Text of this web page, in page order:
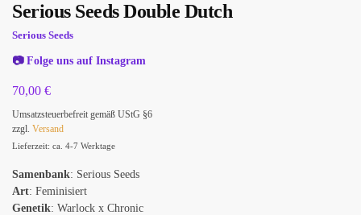
Serious Seeds Double Dutch
Serious Seeds
📷Folge uns auf Instagram
70,00 €
Umsatzsteuerbefreit gemäß UStG §6
zzgl. Versand
Lieferzeit: ca. 4-7 Werktage
Samenbank: Serious Seeds
Art: Feminisiert
Genetik: Warlock x Chronic